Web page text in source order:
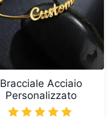
Bracciale Acciaio
Personalizzato